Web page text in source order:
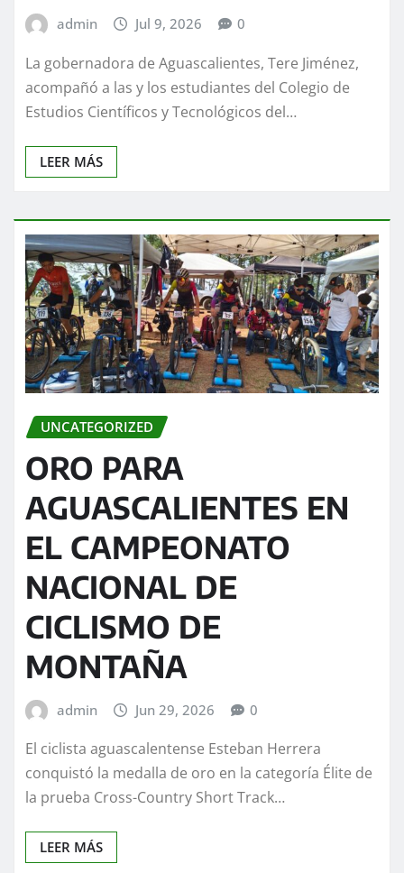
admin Jul 9, 2026 0
La gobernadora de Aguascalientes, Tere Jiménez,
acompañó a las y los estudiantes del Colegio de
Estudios Científicos y Tecnológicos del…
LEER MÁS
UNCATEGORIZED
ORO PARA
AGUASCALIENTES EN
EL CAMPEONATO
NACIONAL DE
CICLISMO DE
MONTAÑA
admin Jun 29, 2026 0
El ciclista aguascalentense Esteban Herrera
conquistó la medalla de oro en la categoría Élite de
la prueba Cross-Country Short Track…
LEER MÁS